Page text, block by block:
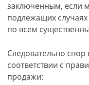
заключенным, если
подлежащих
по всем
Следовательно
соответствии с
продажи: